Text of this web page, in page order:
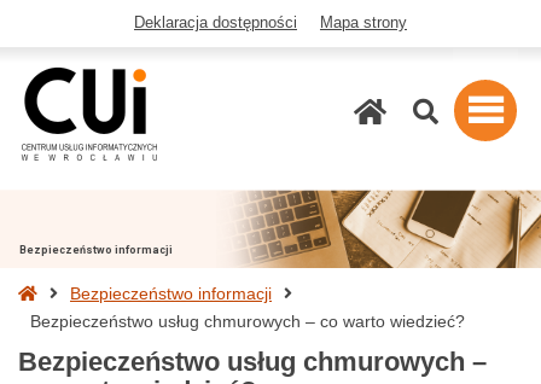
Deklaracja dostępności Mapa strony
Szukaj
Bezpieczeństwo informacji
Strona
główna
Bezpieczeństwo informacji
Bezpieczeństwo usług chmurowych – co warto wiedzieć?
Bezpieczeństwo usług chmurowych –